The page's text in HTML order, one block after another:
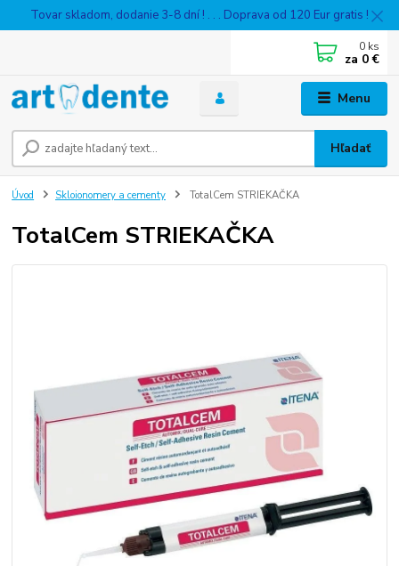
Tovar skladom, dodanie 3-8 dní ! . . . Doprava od 120 Eur gratis !
Menu
Hľadať
0 ks
za 0 €
Úvod Skloionomery a cementy TotalCem STRIEKAČKA
TotalCem STRIEKAČKA